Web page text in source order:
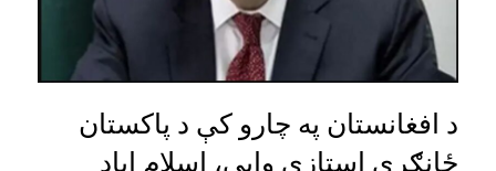
د افغانستان په چارو کې د پاکستان
ځانګړی استازی وايي، اسلام اباد